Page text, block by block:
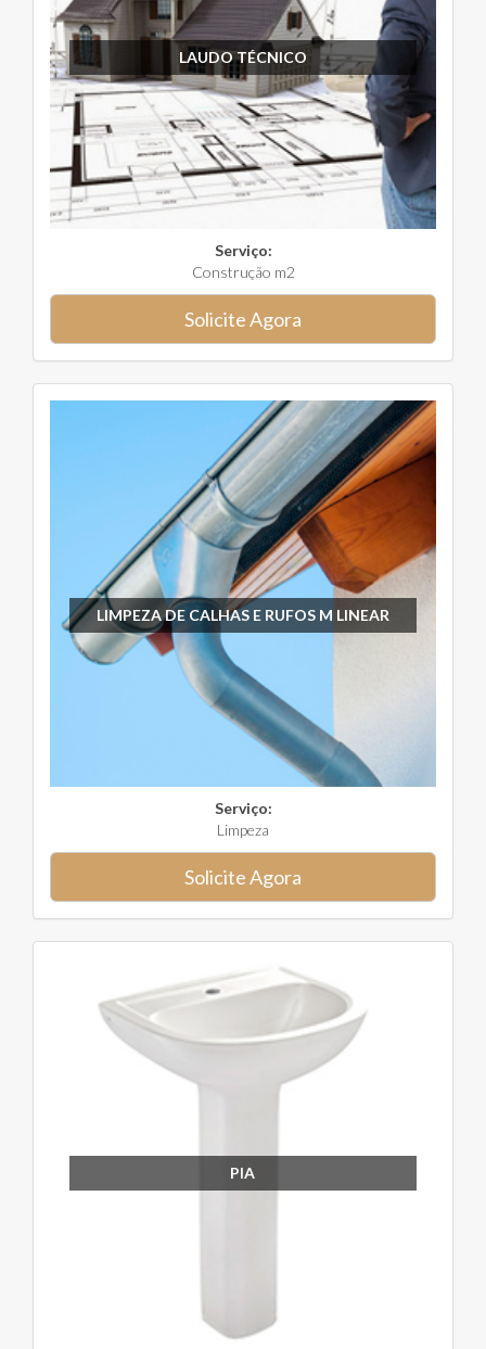
LAUDO TÉCNICO
Serviço:
Construção m2
Solicite Agora
LIMPEZA DE CALHAS E RUFOS M LINEAR
Serviço:
Limpeza
Solicite Agora
PIA